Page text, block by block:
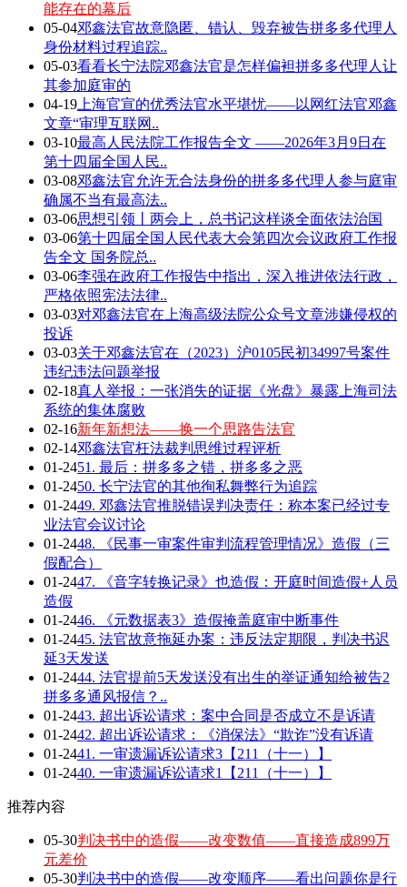
能存在的幕后
05-04邓鑫法官故意隐匿、错认、毁弃被告拼多多代理人
身份材料过程追踪..
05-03看看长宁法院邓鑫法官是怎样偏袒拼多多代理人让
其参加庭审的
04-19 上海官宣的优秀法官水平堪忧——以网红法官邓鑫
文章“审理互联网..
03-10最高人民法院工作报告全文 ——2026年3月9日在
第十四届全国人民..
03-08邓鑫法官允许无合法身份的拼多多代理人参与庭审
确属不当有最高法..
03-06思想引领丨两会上，总书记这样谈全面依法治国
03-06第十四届全国人民代表大会第四次会议政府工作报
告全文 国务院总..
03-06李强在政府工作报告中指出，深入推进依法行政，
严格依照宪法法律..
03-03对邓鑫法官在上海高级法院公众号文章涉嫌侵权的
投诉
03-03关于邓鑫法官在（2023）沪0105民初34997号案件
违纪违法问题举报
02-18真人举报：一张消失的证据《光盘》暴露上海司法
系统的集体腐败
02-16新年新想法——换一个思路告法官
02-14邓鑫法官枉法裁判思维过程评析
01-2451. 最后：拼多多之错，拼多多之恶
01-2450. 长宁法官的其他徇私舞弊行为追踪
01-2449. 邓鑫法官推脱错误判决责任：称本案已经过专
业法官会议讨论
01-2448. 《民事一审案件审判流程管理情况》造假（三
假配合）
01-2447. 《音字转换记录》也造假：开庭时间造假+人员
造假
01-2446. 《元数据表3》造假掩盖庭审中断事件
01-2445. 法官故意拖延办案：违反法定期限，判决书迟
延3天发送
01-2444. 法官提前5天发送没有出生的举证通知给被告2
拼多多通风报信？..
01-2443. 超出诉讼请求：案中合同是否成立不是诉请
01-2442. 超出诉讼请求：《消保法》“欺诈”没有诉请
01-2441. 一审遗漏诉讼请求3【211（十一）】
01-2440. 一审遗漏诉讼请求1【211（十一）】
推荐内容
05-30判决书中的造假——改变数值——直接造成899万
元差价
05-30判决书中的造假——改变顺序——看出问题你是行